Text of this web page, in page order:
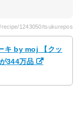
1243050/tsukurepos
キ by moj 【クッ
344万品